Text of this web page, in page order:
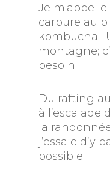
Je
carbure au
kombucha !
montagne;
besoin.
Du rafting
à l’escalade
la
j’essaie d’y
possible.